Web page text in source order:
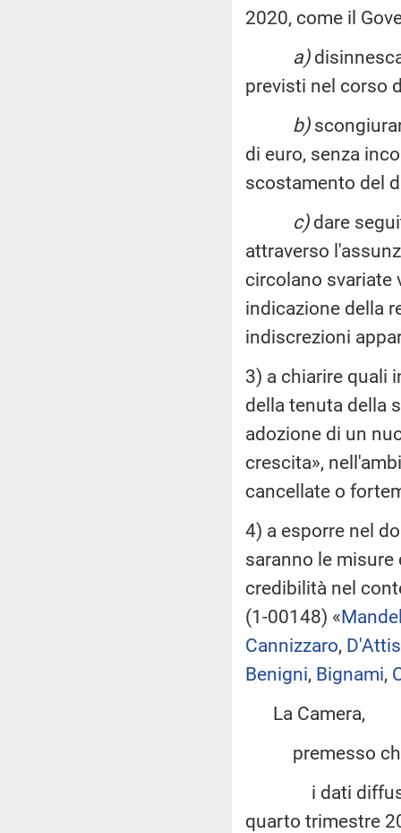
2020, come il
a)
previsti nel corso
b)
di euro, senza
scostamento del
c)dare
attraverso
circolano svariate
indicazione della
indiscrezioni
3) a chiarire quali
della tenuta della
adozione di un
crescita»,
cancellate o
4) a esporre nel
saranno le misure
credibilità nel
(1-00148) «
Cannizzaro, D'Attis
Benigni, Bignami,
La Camera,
premesso
i dati diffusi
quarto trimestre